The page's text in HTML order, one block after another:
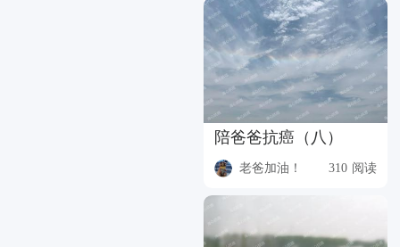
陪爸爸抗癌（八）
老爸加油！ 310 阅读